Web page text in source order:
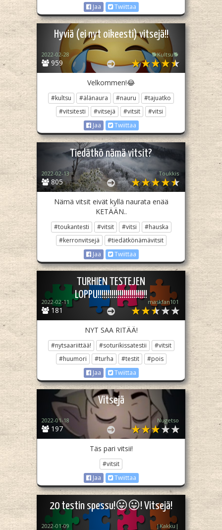
Jaa
Twiittaa
Hyviä (ei nyt oikeesti) vitsejä!!
959
2022-02-28 🐕Kultsu🐕
Velkommen!😂
#kultsu #älänaura #nauru
#tajuatko
#vitsitesti
#vitsejä #vitsit
#vitsi
Jaa
Twiittaa
Tiedätkö nämä vitsit?
805
2022-02-13 Toukkis
Nämä vitsit eivät kyllä naurata enää
KETÄÄN..
#toukantesti #vitsit #vitsi
#hauska
#kerronvitsejä
#tiedätkönämävitsit
Jaa
Twiittaa
TURHIEN TESTEJEN
LOPPU!!!!!!!!!!!!!!!!!!!!!!!!!
181
2022-02-11 maskfan101
NYT SAA RITÄÄ!
#nytsaariittää! #soturikissatestii
#vitsit
#huumori
#turha #testit
#pois
Jaa
Twiittaa
Vitsejä
197
2022-01-18 Nugetso
Täs pari vitsii!
#vitsit
Jaa
Twiittaa
20 testin spessu!😛😛! Vitsejä!
2022-01-09 |Kakku|